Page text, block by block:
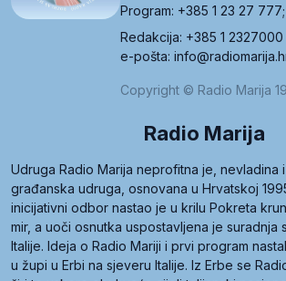
Program: +385 1 23 27
Redakcija: +385 1 2327000
e-pošta:
Copyright © Radio Marija
Radio Marija
Udruga Radio Marija neprofitna je, nevladina
građanska udruga, osnovana u Hrvatskoj
inicijativni odbor nastao je u krilu Pokreta
mir, a uoči osnutka uspostavljena je suradnja
Italije. Ideja o Radio Mariji i prvi program
u župi u Erbi na sjeveru Italije. Iz Erbe se